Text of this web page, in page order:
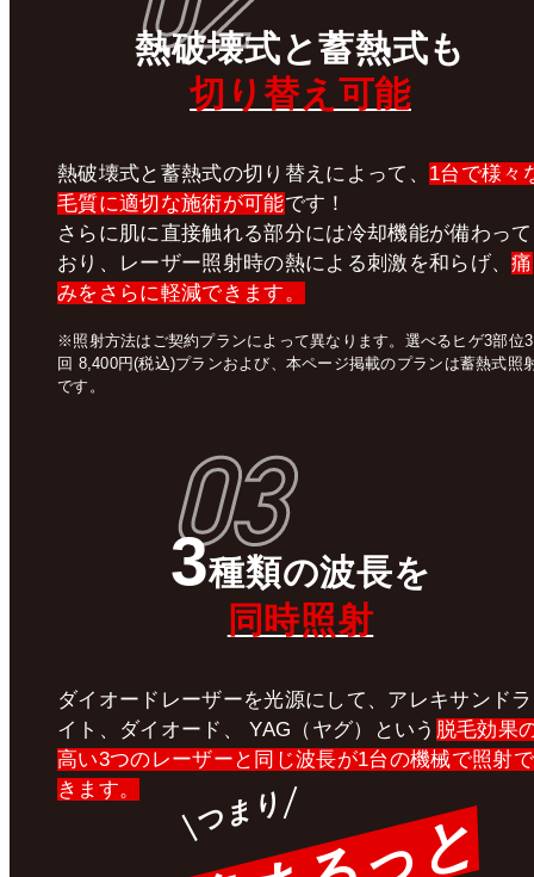
熱破壊式と蓄熱式も
切り替え可能
熱破壊式と蓄熱式の切り替えによって、 1台で様々
毛質に適切な施術が可能です！
さらに肌に直接触れる部分には冷却機能が備わって
おり、レーザー照射時の熱による刺激を和らげ、痛
みをさらに軽減できます。
※照射方法はご契約プランによって異なります。選べるヒゲ3部位3
回 8,400円(税込)プランおよび、本ページ掲載のプランは蓄熱式照
です。
03
3種類の波長を
同時照射
ダイオードレーザーを光源にして、アレキサンドラ
イト、ダイオード、 YAG（ヤグ）という 脱毛効果
高い3つのレーザーと同じ波長が1台の機械で照射で
きます。
つまり